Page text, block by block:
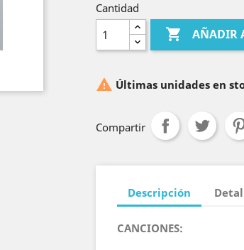
Cantidad
 AÑADIR
 Últimas unidades en
Compartir
Descripción
CANCIONES: